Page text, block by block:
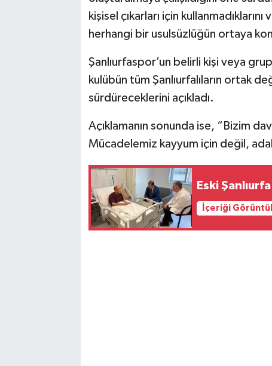
kişisel çıkarları için
herhangi bir usulsüzlüğün ortaya
Şanlıurfaspor’un belirli kişi veya
kulübün tüm Şanlıurfalıların ortak
sürdüreceklerini açıkladı.
Açıklamanın sonunda ise, “Bizim
Mücadelemiz kayyum için değil,
Eski
İçeriği